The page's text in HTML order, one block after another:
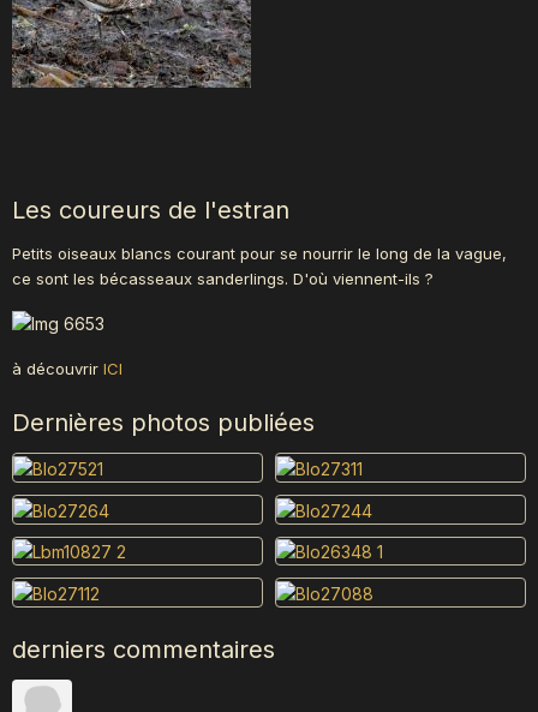
Les coureurs de l'estran
Petits oiseaux blancs courant pour se nourrir le long de la vague,
ce sont les bécasseaux sanderlings. D'où viennent-ils ?
à découvrir ICI
Dernières photos publiées
derniers commentaires